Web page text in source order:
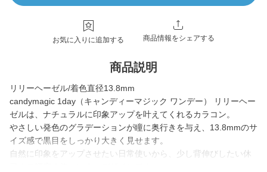
お気に入りに追加する 商品情報をシェアする
商品説明
リリーヘーゼル/着色直径13.8mm
candymagic 1day（キャンディーマジック ワンデー） リリーヘー
ゼルは、ナチュラルに印象アップを叶えてくれるカラコン。
やさしい発色のグラデーションが瞳に奥行きを与え、13.8mmのサ
イズ感で黒目をしっかり大きく見せます。
自然に印象をアップさせたい日常使いから、少し背伸びしたい休